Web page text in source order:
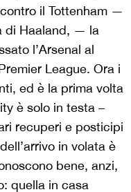
il Tottenham —
di Haaland, — la
l’Arsenal al
League. Ora i
ed è la prima volta
è solo in testa –
recuperi e posticipi
in volata è
bene, anzi,
quella in casa